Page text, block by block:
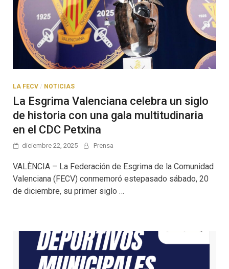
LA FECV / NOTICIAS
La Esgrima Valenciana celebra un siglo
de historia con una gala multitudinaria
en el CDC Petxina
diciembre 22, 2025 Prensa
VALÈNCIA – La Federación de Esgrima de la Comunidad
Valenciana (FECV) conmemoró estepasado sábado, 20
de diciembre, su primer siglo …